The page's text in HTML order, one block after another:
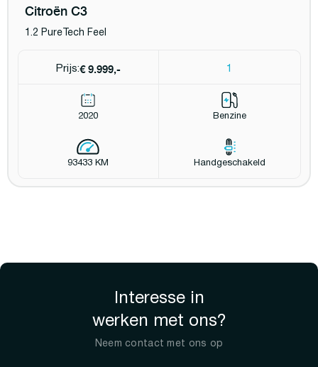
Citroën C3
1.2 PureTech Feel
Prijs:€ 9.999,- 1
2020 Benzine
93433 KM Handgeschakeld
Interesse in
werken met ons?
Neem contact met ons op